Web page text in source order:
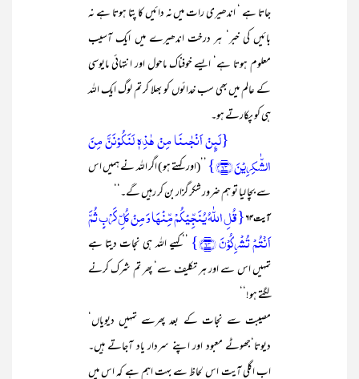
جاتا ہے ‘ اندھیری رات میں نہ دائیں کا پتا ہوتا ہے نہ
بائیں کی خبر‘ ہر درخت اندھیرے میں ایک آسیب
معلوم ہوتا ہے‘ ایسے خوفناک ماحول اور انتہائی مایوسی
کے عالم میں بھی سب خدائوں کو بھلا کر تم لوگ ایک اللہ
ہی کو پکارتے ہو۔
{لَئِنۡ اَنۡجٰىنَا مِنۡ ہٰذِہٖ لَنَکُوۡنَنَّ مِنَ
الشّٰکِرِیۡنَ ﴿۶۳﴾}
’’(اور کہتے ہو ) اگر اللہ نے ہمیں اس
سے بچا لیا تو ہم ضرور شکر گزار بن کر رہیں گے۔‘‘
آیت ۶۴ {قُلِ اللّٰہُ یُنَجِّیۡکُمۡ مِّنۡہَا وَ مِنۡ کُلِّ کَرۡبٍ ثُمَّ
اَنۡتُمۡ تُشۡرِکُوۡنَ ﴿۶۴﴾}
’’کہیے اللہ ہی نجات دیتا ہے
تمہیں اس سے اور ہر تکلیف سے‘ پھر تم شرک کرنے
لگتے ہو!‘‘
مصیبت سے نجات کے بعد پھرسے تمہیں دیویاں‘
دیوتا‘جھوٹے معبود اور اپنے سردار یاد آجاتے ہیں۔
اب اگلی آیت اس لحاظ سے بہت اہم ہے کہ اس میں